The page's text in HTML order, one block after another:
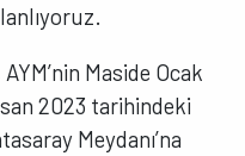
Maside Ocak
2023 tarihindeki
Meydanı’na